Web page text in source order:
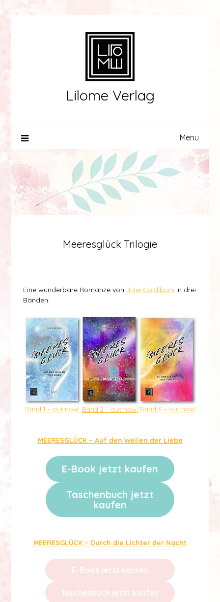
Lilome Verlag
Menu
Meeresglück Trilogie
Eine wunderbare Romanze von Julie Goldlbum in drei
Bänden:
Band 1 – out now! Band 2 – out now! Band 3 – out now!
MEERESGLÜCK – Auf den Wellen der Liebe
E-Book jetzt kaufen
Taschenbuch jetzt
kaufen
MEERESGLÜCK – Durch die Lichter der Nacht
E-Book jetzt kaufen
Taschenbuch jetzt kaufen